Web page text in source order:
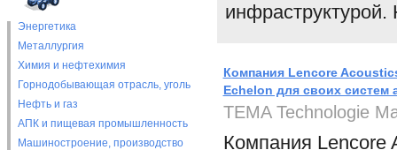
Энергетика
Металлургия
Химия и нефтехимия
Горнодобывающая отрасль, уголь
Нефть и газ
АПК и пищевая промышленность
Машиностроение, производство
инфраструктурой.
Компания Lencore
Echelon для своих систем
TEMA Technologie
Компания Lencore